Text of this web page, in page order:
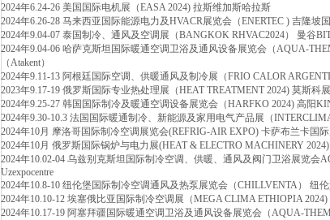
2024年6.24-26 美国国际电机展（EASA 2024) 拉斯维加斯哈拉斯
2024年6.26-28 马来西亚国际能源电力及HVACR展览会（ENERTEC ) 吉隆坡
2024年9.04-07 泰国制冷、通风及空调展（BANGKOK RHVAC2024） 曼谷
2024年9.04-06 哈萨克斯坦国际暖通空调卫浴及通风设备展览会（AQUA-
（Atakent）
2024年9.11-13 阿根廷国际空调、供暖通风及制冷展（FRIO CALOR
2023年9.17-19 俄罗斯国际专业热处理展（HEAT TREATMENT 2024) 莫斯科
2024年9.25-27 韩国国际制冷及暖通空调设备展览会（HARFKO 2024) 高阳
2024年9.30-10.3 法国国际暖通制冷、新能源及家用电气产品展（
2024年10月 摩洛哥国际制冷空调展览会(REFRIG-AIR EXPO) 卡萨布兰卡国
2024年10月 俄罗斯国际锅炉与电力展(HEAT & ELECTRO MACHINERY
2024年10.02-04 乌兹别克斯坦国际制冷空调、供暖、通风及阀门卫浴展览会
Uzexpocentre
2024年10.8-10 纽伦堡国际制冷空调通风及热泵展览会（CHILLVENTA） 纽
2024年10.10-12 埃塞俄比亚国际制冷空调展（MEGA CLIMA ETHIOPIA
2024年10.17-19 阿塞拜疆国际暖通空调卫浴及通风设备展览会（AQUA-